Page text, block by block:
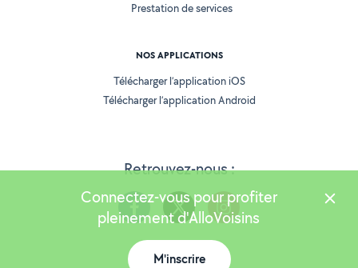
Retrouvez-nous :
Prestation de services
NOS APPLICATIONS
Télécharger l’application iOS
Télécharger l’application Android
Version 25.5.3
Connectez-vous pour profiter
pleinement d'AlloVoisins
M'inscrire